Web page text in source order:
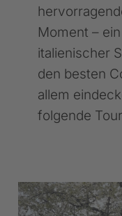
Moment –
italienischer
den besten
allem
folgende